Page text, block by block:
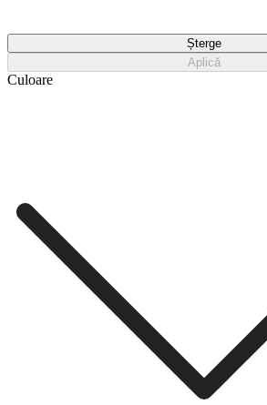
Șterge
Aplică
Culoare